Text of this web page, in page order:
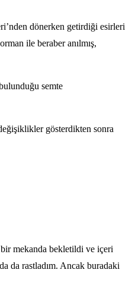
dönerken getirdiği esirleri
ile beraber anılmış,
semte
gösterdikten sonra
bir mekanda bekletildi ve içeri
da rastladım. Ancak buradaki